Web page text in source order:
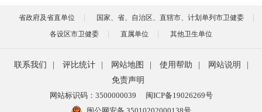
省政府及省直单位
国家、省、自治区、直辖市、计划单列市卫健委
各设区市卫健委
直属单位 其他卫生单位
联系我们 评比统计 网站地图 使用帮助 网站说明
免责声明
网站标识码：3500000039
闽ICP备19026269号